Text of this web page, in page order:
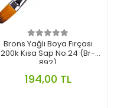
Brons Yağlı Boya Fırçası
200k Kısa Sap No:24 (Br-
892)
194,00 TL